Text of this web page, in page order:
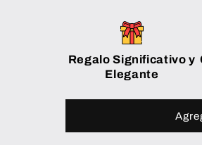
Regalo Significativo y
Elegante